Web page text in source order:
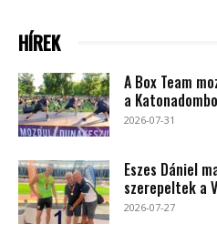
HÍREK
A Box Team
a
2026-07-31
Eszes Dániel
szerepeltek a
2026-07-27